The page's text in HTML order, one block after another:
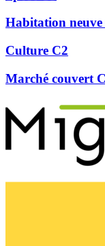
Habitation neuve
Culture C2
Marché couvert
Précédent
Suivant